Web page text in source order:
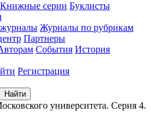
Книжные серии Буклисты
Журналы по рубрикам
Партнеры
События История
Регистрация
Найти
университета. Серия 4.